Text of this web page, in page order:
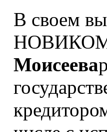
В своем
Моисеева